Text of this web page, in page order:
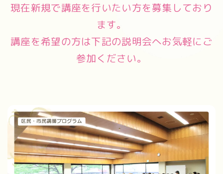
現在新規で講座を行いたい方を募集しており
ます。
講座を希望の方は下記の説明会へお気軽にご
参加ください。